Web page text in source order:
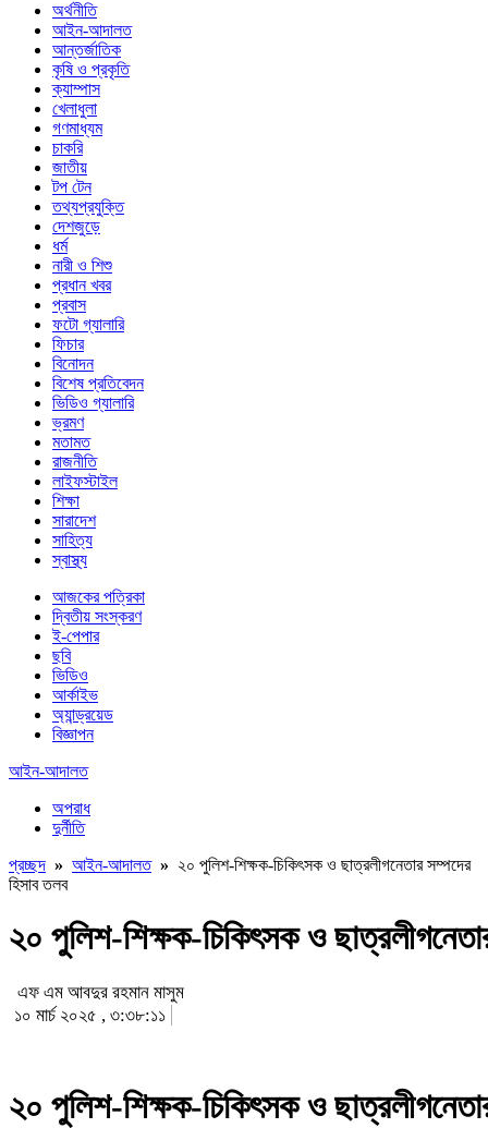
অর্থনীতি
আইন-আদালত
আন্তর্জাতিক
কৃষি ও প্রকৃতি
ক্যাম্পাস
খেলাধুলা
গণমাধ্যম
চাকরি
জাতীয়
টপ টেন
তথ্যপ্রযুক্তি
দেশজুড়ে
ধর্ম
নারী ও শিশু
প্রধান খবর
প্রবাস
ফটো গ্যালারি
ফিচার
বিনোদন
বিশেষ প্রতিবেদন
ভিডিও গ্যালারি
ভ্রমণ
মতামত
রাজনীতি
লাইফস্টাইল
শিক্ষা
সারাদেশ
সাহিত্য
স্বাস্থ্য
আজকের পত্রিকা
দ্বিতীয় সংস্করণ
ই-পেপার
ছবি
ভিডিও
আর্কাইভ
অ্যান্ড্রয়েড
বিজ্ঞাপন
আইন-আদালত
অপরাধ
দুর্নীতি
প্রচ্ছদ » আইন-আদালত» ২০ পুলিশ-শিক্ষক-চিকিৎসক ও ছাত্রলীগনেতার সম্পদের
হিসাব তলব
২০ পুলিশ-শিক্ষক-চিকিৎসক ও
এফ এম আবদুর রহমান মাসুম
১০ মার্চ ২০২৫ , ৩:৩৮:১১
২০ পুলিশ-শিক্ষক-চিকিৎসক ও